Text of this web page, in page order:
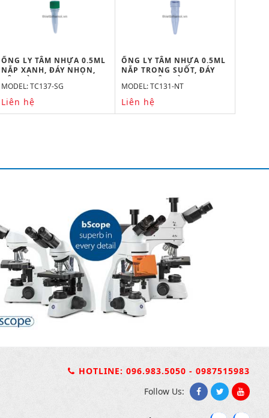
ỐNG LY TÂM NHỰA 0.5ML
NẮP XANH, ĐÁY NHỌN,
VÔ TRÙNG
MODEL: TC137-SG
Liên hệ
ỐNG LY TÂM NHỰA 0.5ML
NẮP TRONG SUỐT, ĐÁY
NHỌN, VÔ TRÙNG
MODEL: TC131-NT
Liên hệ
HOTLINE: 096.983.5050 - 0987515983
Follow Us: